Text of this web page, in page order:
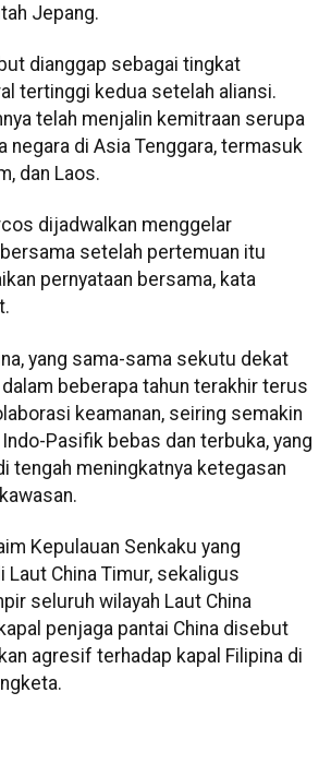
Jepang.
dianggap sebagai tingkat
tertinggi kedua setelah aliansi.
telah menjalin kemitraan serupa
negara di Asia Tenggara, termasuk
dan Laos.
dijadwalkan menggelar
setelah pertemuan itu
pernyataan bersama, kata
yang sama-sama sekutu dekat
beberapa tahun terakhir terus
keamanan, seiring semakin
Pasifik bebas dan terbuka, yang
tengah meningkatnya ketegasan
Kepulauan Senkaku yang
Laut China Timur, sekaligus
seluruh wilayah Laut China
penjaga pantai China disebut
agresif terhadap kapal Filipina di